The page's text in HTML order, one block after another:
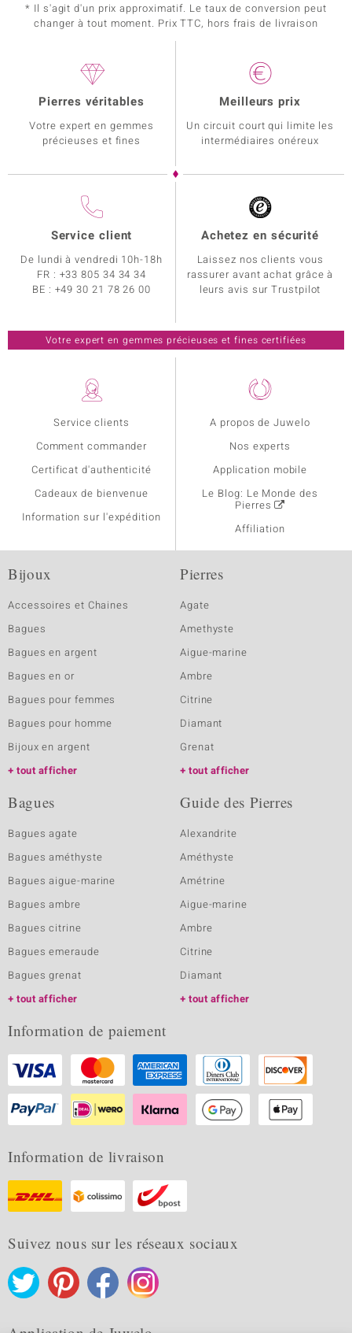
* Il s'agit d'un prix approximatif. Le taux de conversion peut
changer à tout moment. Prix TTC, hors frais de livraison
Service clients
Comment commander
Certificat d'authenticité
Cadeaux de bienvenue
Information sur l'expédition
A propos de Juwelo
Nos experts
Application mobile
Le Blog: Le Monde des
Pierres
Affiliation
Pierres véritables
Votre expert en gemmes
précieuses et fines
Meilleurs prix
Un circuit court qui limite les
intermédiaires onéreux
Service client
De lundi à vendredi 10h-18h
FR : +33 805 34 34 34
BE : +49 30 21 78 26 00
Achetez en sécurité
Laissez nos clients vous
rassurer avant achat grâce à
leurs avis sur Trustpilot
Votre expert en gemmes précieuses et fines certifiées
Bijoux
Accessoires et Chaines
Bagues
Bagues en argent
Bagues en or
Bagues pour femmes
Bagues pour homme
Bijoux en argent
tout afficher
Pierres
Agate
Amethyste
Aigue-marine
Ambre
Citrine
Diamant
Grenat
tout afficher
Bagues
Bagues agate
Bagues améthyste
Bagues aigue-marine
Bagues ambre
Bagues citrine
Bagues emeraude
Bagues grenat
tout afficher
Guide des Pierres
Alexandrite
Améthyste
Amétrine
Aigue-marine
Ambre
Citrine
Diamant
tout afficher
Information de paiement
Information de livraison
Suivez nous sur les réseaux sociaux